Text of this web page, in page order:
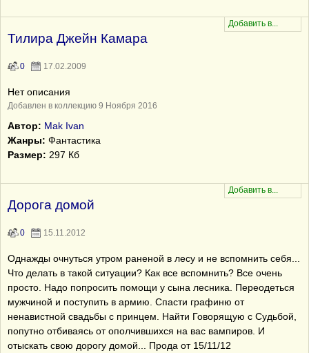
Тилира Джейн Камара
0 17.02.2009
Нет описания
Добавлен в коллекцию 9 Ноября 2016
Автор: Mak Ivan
Жанры: Фантастика
Размер: 297 Кб
Дорога домой
0 15.11.2012
Однажды очнуться утром раненой в лесу и не вспомнить себя...
Что делать в такой ситуации? Как все вспомнить? Все очень
просто. Надо попросить помощи у сына лесника. Переодеться
мужчиной и поступить в армию. Спасти графиню от
ненавистной свадьбы с принцем. Найти Говорящую с Судьбой,
попутно отбиваясь от ополчившихся на вас вампиров. И
отыскать свою дорогу домой... Прода от 15/11/12